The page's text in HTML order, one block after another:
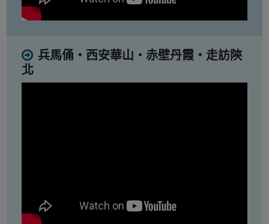
兵馬俑・西安華山・赤壁丹霞・走訪陝
北